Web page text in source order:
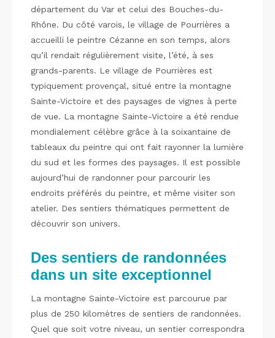
département du Var et celui des Bouches-du-
Rhône. Du côté varois, le village de Pourrières a
accueilli le peintre Cézanne en son temps, alors
qu’il rendait régulièrement visite, l’été, à ses
grands-parents. Le village de Pourrières est
typiquement provençal, situé entre la montagne
Sainte-Victoire et des paysages de vignes à perte
de vue. La montagne Sainte-Victoire a été rendue
mondialement célèbre grâce à la soixantaine de
tableaux du peintre qui ont fait rayonner la lumière
du sud et les formes des paysages. Il est possible
aujourd’hui de randonner pour parcourir les
endroits préférés du peintre, et même visiter son
atelier. Des sentiers thématiques permettent de
découvrir son univers.
Des sentiers de randonnées
dans un site exceptionnel
La montagne Sainte-Victoire est parcourue par
plus de 250 kilomètres de sentiers de randonnées.
Quel que soit votre niveau, un sentier correspondra